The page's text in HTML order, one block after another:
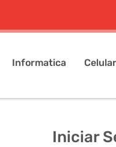
Informatica
Iniciar